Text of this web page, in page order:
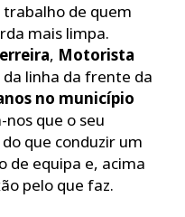
trabalho de quem
mais limpa.
, Motorista
linha da frente da
no município
nos que o seu
que conduzir um
de equipa e, acima
pelo que faz.